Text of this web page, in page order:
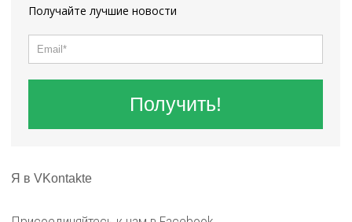
Получайте лучшие новости
Получить!
Я в VKontakte